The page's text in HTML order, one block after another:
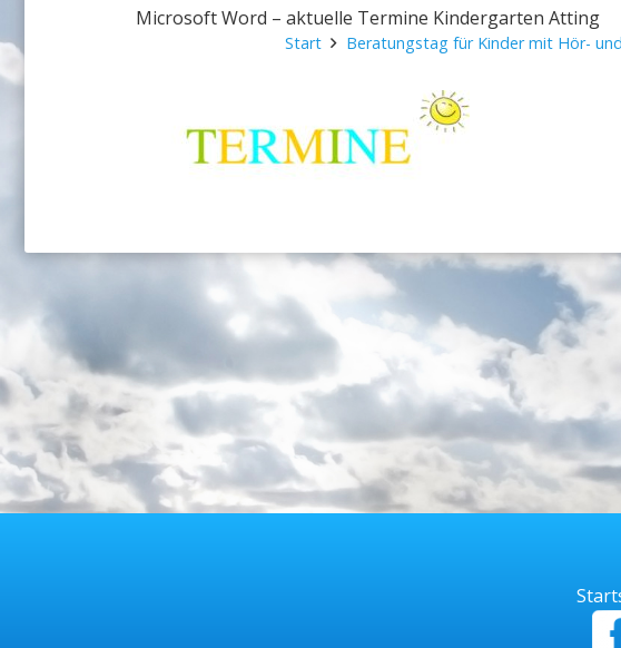
Microsoft Word – aktuelle Termine Kindergarten Atting
Start Beratungstag für Kinder mit Hör-